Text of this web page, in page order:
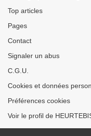
Top articles
Pages
Contact
Signaler un abus
C.G.U.
Cookies et données
Préférences cookies
Voir le profil de